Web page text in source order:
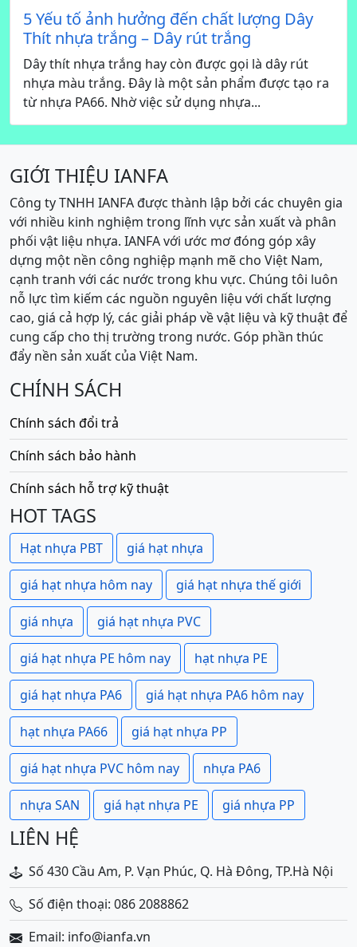
5 Yếu tố ảnh hưởng đến chất lượng Dây
Thít nhựa trắng – Dây rút trắng
Dây thít nhựa trắng hay còn được gọi là dây rút
nhựa màu trắng. Đây là một sản phẩm được tạo ra
từ nhựa PA66. Nhờ việc sử dụng nhựa...
GIỚI THIỆU IANFA
Công ty TNHH IANFA được thành lập bởi các chuyên gia
với nhiều kinh nghiệm trong lĩnh vực sản xuất và phân
phối vật liệu nhựa. IANFA với ước mơ đóng góp xây
dựng một nền công nghiệp mạnh mẽ cho Việt Nam,
cạnh tranh với các nước trong khu vực. Chúng tôi luôn
nỗ lực tìm kiếm các nguồn nguyên liệu với chất lượng
cao, giá cả hợp lý, các giải pháp về vật liệu và kỹ thuật để
cung cấp cho thị trường trong nước. Góp phần thúc
đẩy nền sản xuất của Việt Nam.
CHÍNH SÁCH
Chính sách đổi trả
Chính sách bảo hành
Chính sách hỗ trợ kỹ thuật
HOT TAGS
Hạt nhựa PBT giá hạt nhựa
giá hạt nhựa hôm nay giá hạt nhựa thế giới
giá nhựa giá hạt nhựa PVC
giá hạt nhựa PE hôm nay hạt nhựa PE
giá hạt nhựa PA6 giá hạt nhựa PA6 hôm nay
hạt nhựa PA66 giá hạt nhựa PP
giá hạt nhựa PVC hôm nay nhựa PA6
nhựa SAN giá hạt nhựa PE giá nhựa PP
LIÊN HỆ
Số 430 Cầu Am, P. Vạn Phúc, Q. Hà Đông, TP.Hà Nội
Số điện thoại: 086 2088862
Email: info@ianfa.vn